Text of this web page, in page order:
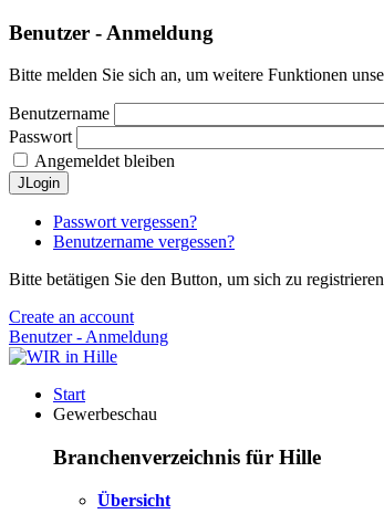
Benutzer - Anmeldung
Bitte melden Sie sich an, um weitere Funktionen
Benutzername
Passwort
Angemeldet bleiben
JLogin
Passwort vergessen?
Benutzername vergessen?
Bitte betätigen Sie den Button, um sich zu
Create an account
Benutzer - Anmeldung
Start
Gewerbeschau
Branchenverzeichnis für Hille
Übersicht